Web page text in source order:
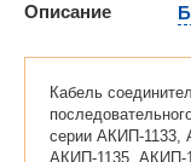
Описание
Кабель
серии АКИП-1133,
АКИП-1135, АКИП-